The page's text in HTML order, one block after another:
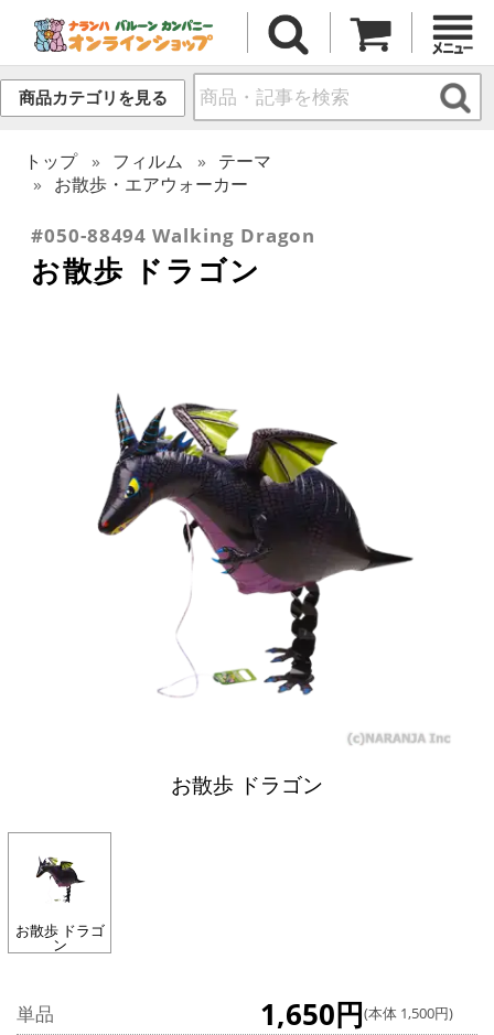
商品カテゴリを見る
トップ フィルム
テーマ
お散歩・エアウォーカー
#050-88494 Walking Dragon
お散歩 ドラゴン
お散歩 ドラゴン
お散歩 ドラゴ
ン
単品 1,650円(本体 1,500円)